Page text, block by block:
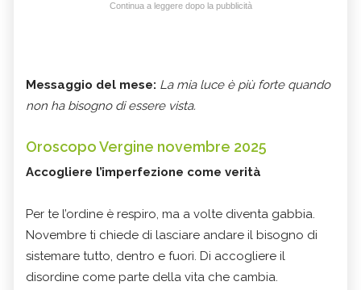
Continua a leggere dopo la pubblicità
Messaggio del mese: La mia luce è più forte quando
non ha bisogno di essere vista.
Oroscopo Vergine novembre 2025
Accogliere l’imperfezione come verità
Per te l’ordine è respiro, ma a volte diventa gabbia.
Novembre ti chiede di lasciare andare il bisogno di
sistemare tutto, dentro e fuori. Di accogliere il
disordine come parte della vita che cambia.